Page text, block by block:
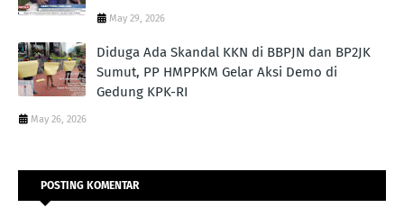
May 29, 2026
Diduga Ada Skandal KKN di BBPJN dan BP2JK
Sumut, PP HMPPKM Gelar Aksi Demo di
Gedung KPK-RI
May 26, 2026
POSTING KOMENTAR